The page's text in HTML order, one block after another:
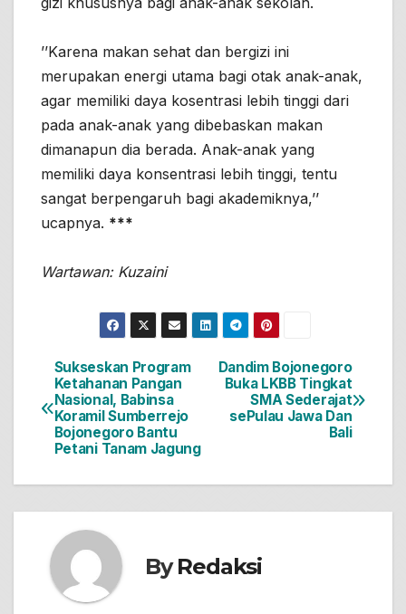
’’Karena makan sehat dan bergizi ini
merupakan energi utama bagi otak anak-anak,
agar memiliki daya kosentrasi lebih tinggi dari
pada anak-anak yang dibebaskan makan
dimanapun dia berada. Anak-anak yang
memiliki daya konsentrasi lebih tinggi, tentu
sangat berpengaruh bagi akademiknya,’’
ucapnya. ***
Wartawan: Kuzaini
Navigasi
pos
Dandim Bojonegoro
Buka LKBB Tingkat
SMA Sederajat
sePulau Jawa Dan
Bali
Sukseskan Program
Ketahanan Pangan
Nasional, Babinsa
Koramil Sumberrejo
Bojonegoro Bantu
Petani Tanam Jagung
ByRedaksi